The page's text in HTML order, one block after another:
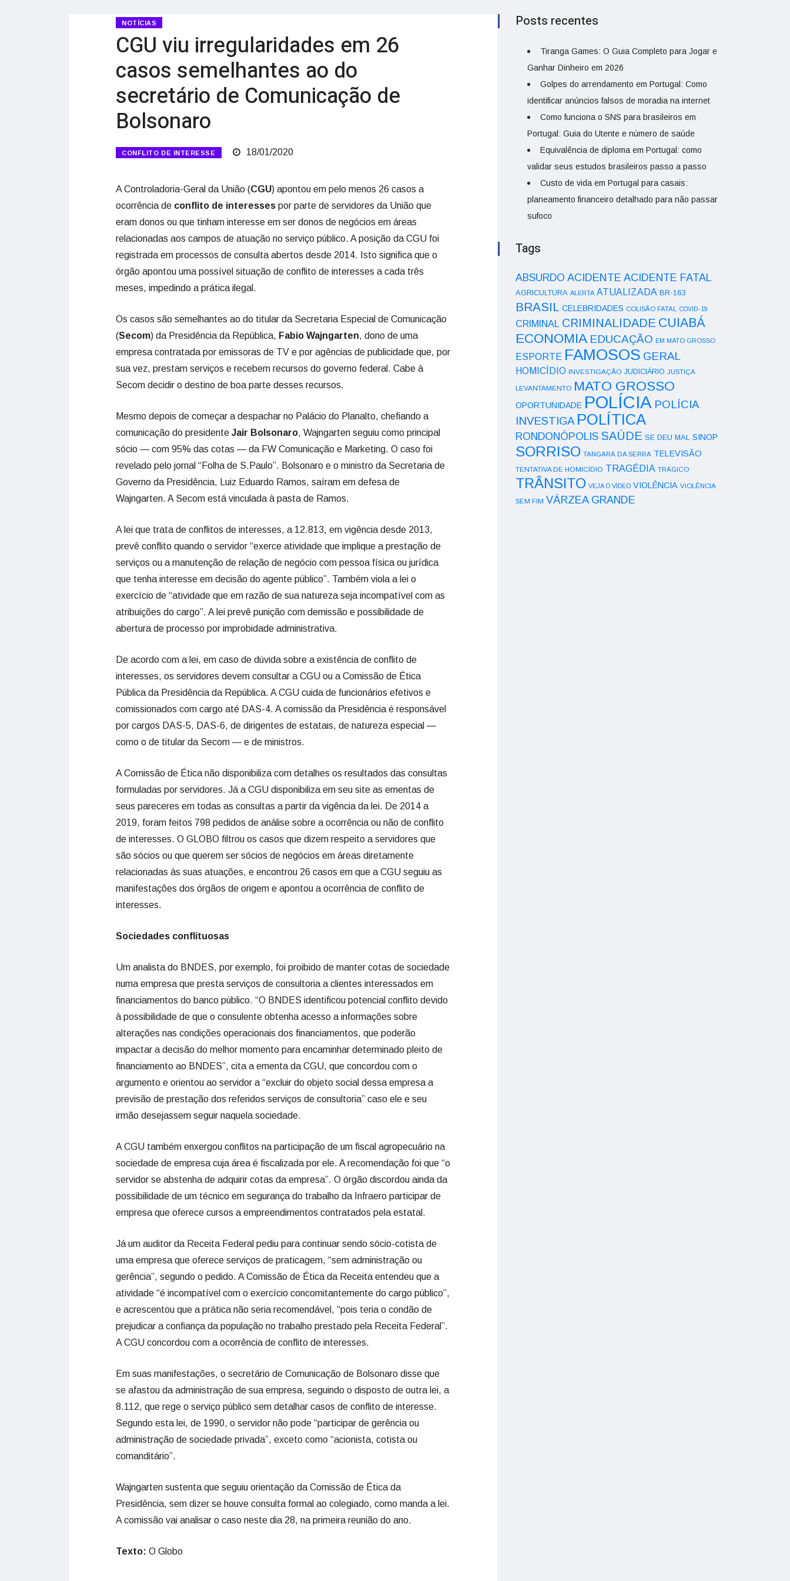
NOTÍCIAS
CGU viu irregularidades em 26
casos semelhantes ao do
secretário de Comunicação de
Bolsonaro
CONFLITO DE INTERESSE 18/01/2020
A Controladoria-Geral da União (CGU) apontou em pelo menos 26 casos a
ocorrência de conflito de interesses por parte de servidores da União que
eram donos ou que tinham interesse em ser donos de negócios em áreas
relacionadas aos campos de atuação no serviço público. A posição da CGU foi
registrada em processos de consulta abertos desde 2014. Isto significa que o
órgão apontou uma possível situação de conflito de interesses a cada três
meses, impedindo a prática ilegal.
Os casos são semelhantes ao do titular da Secretaria Especial de Comunicação
(Secom) da Presidência da República, Fabio Wajngarten, dono de uma
empresa contratada por emissoras de TV e por agências de publicidade que, por
sua vez, prestam serviços e recebem recursos do governo federal. Cabe à
Secom decidir o destino de boa parte desses recursos.
Mesmo depois de começar a despachar no Palácio do Planalto, chefiando a
comunicação do presidente Jair Bolsonaro, Wajngarten seguiu como principal
sócio — com 95% das cotas — da FW Comunicação e Marketing. O caso foi
revelado pelo jornal “Folha de S.Paulo”. Bolsonaro e o ministro da Secretaria de
Governo da Presidência, Luiz Eduardo Ramos, saíram em defesa de
Wajngarten. A Secom está vinculada à pasta de Ramos.
A lei que trata de conflitos de interesses, a 12.813, em vigência desde 2013,
prevê conflito quando o servidor “exerce atividade que implique a prestação de
serviços ou a manutenção de relação de negócio com pessoa física ou jurídica
que tenha interesse em decisão do agente público”. Também viola a lei o
exercício de “atividade que em razão de sua natureza seja incompatível com as
atribuições do cargo”. A lei prevê punição com demissão e possibilidade de
abertura de processo por improbidade administrativa.
De acordo com a lei, em caso de dúvida sobre a existência de conflito de
interesses, os servidores devem consultar a CGU ou a Comissão de Ética
Pública da Presidência da República. A CGU cuida de funcionários efetivos e
comissionados com cargo até DAS-4. A comissão da Presidência é responsável
por cargos DAS-5, DAS-6, de dirigentes de estatais, de natureza especial —
como o de titular da Secom — e de ministros.
A Comissão de Ética não disponibiliza com detalhes os resultados das consultas
formuladas por servidores. Já a CGU disponibiliza em seu site as ementas de
seus pareceres em todas as consultas a partir da vigência da lei. De 2014 a
2019, foram feitos 798 pedidos de análise sobre a ocorrência ou não de conflito
de interesses. O GLOBO filtrou os casos que dizem respeito a servidores que
são sócios ou que querem ser sócios de negócios em áreas diretamente
relacionadas às suas atuações, e encontrou 26 casos em que a CGU seguiu as
manifestações dos órgãos de origem e apontou a ocorrência de conflito de
interesses.
Sociedades conflituosas
Um analista do BNDES, por exemplo, foi proibido de manter cotas de sociedade
numa empresa que presta serviços de consultoria a clientes interessados em
financiamentos do banco público. “O BNDES identificou potencial conflito devido
à possibilidade de que o consulente obtenha acesso a informações sobre
alterações nas condições operacionais dos financiamentos, que poderão
impactar a decisão do melhor momento para encaminhar determinado pleito de
financiamento ao BNDES”, cita a ementa da CGU, que concordou com o
argumento e orientou ao servidor a “excluir do objeto social dessa empresa a
previsão de prestação dos referidos serviços de consultoria” caso ele e seu
irmão desejassem seguir naquela sociedade.
A CGU também enxergou conflitos na participação de um fiscal agropecuário na
sociedade de empresa cuja área é fiscalizada por ele. A recomendação foi que “o
servidor se abstenha de adquirir cotas da empresa”. O órgão discordou ainda da
possibilidade de um técnico em segurança do trabalho da Infraero participar de
empresa que oferece cursos a empreendimentos contratados pela estatal.
Já um auditor da Receita Federal pediu para continuar sendo sócio-cotista de
uma empresa que oferece serviços de praticagem, “sem administração ou
gerência”, segundo o pedido. A Comissão de Ética da Receita entendeu que a
atividade “é incompatível com o exercício concomitantemente do cargo público”,
e acrescentou que a prática não seria recomendável, “pois teria o condão de
prejudicar a confiança da população no trabalho prestado pela Receita Federal”.
A CGU concordou com a ocorrência de conflito de interesses.
Em suas manifestações, o secretário de Comunicação de Bolsonaro disse que
se afastou da administração de sua empresa, seguindo o disposto de outra lei, a
8.112, que rege o serviço público sem detalhar casos de conflito de interesse.
Segundo esta lei, de 1990, o servidor não pode “participar de gerência ou
administração de sociedade privada”, exceto como “acionista, cotista ou
comanditário”.
Wajngarten sustenta que seguiu orientação da Comissão de Ética da
Presidência, sem dizer se houve consulta formal ao colegiado, como manda a lei.
A comissão vai analisar o caso neste dia 28, na primeira reunião do ano.
Texto: O Globo
Posts recentes
Tiranga Games: O Guia Completo para Jogar e
Ganhar Dinheiro em 2026
Golpes do arrendamento em Portugal: Como
identificar anúncios falsos de moradia na internet
Como funciona o SNS para brasileiros em
Portugal: Guia do Utente e número de saúde
Equivalência de diploma em Portugal: como
validar seus estudos brasileiros passo a passo
Custo de vida em Portugal para casais:
planeamento financeiro detalhado para não passar
sufoco
Tags
ABSURDO ACIDENTE ACIDENTE FATAL
AGRICULTURA ALERTA ATUALIZADA BR-163
BRASIL CELEBRIDADES COLISÃO FATAL COVID-19
CRIMINAL CRIMINALIDADE CUIABÁ
ECONOMIA EDUCAÇÃO EM MATO GROSSO
ESPORTE FAMOSOS GERAL
HOMICÍDIO INVESTIGAÇÃO JUDICIÁRIO JUSTIÇA
LEVANTAMENTO MATO GROSSO
OPORTUNIDADE POLÍCIA POLÍCIA
INVESTIGA POLÍTICA
RONDONÓPOLIS SAÚDE SE DEU MAL SINOP
SORRISO TANGARÁ DA SERRA TELEVISÃO
TENTATIVA DE HOMICÍDIO TRAGÉDIA TRÁGICO
TRÂNSITO VEJA O VÍDEO VIOLÊNCIA VIOLÊNCIA
SEM FIM VÁRZEA GRANDE